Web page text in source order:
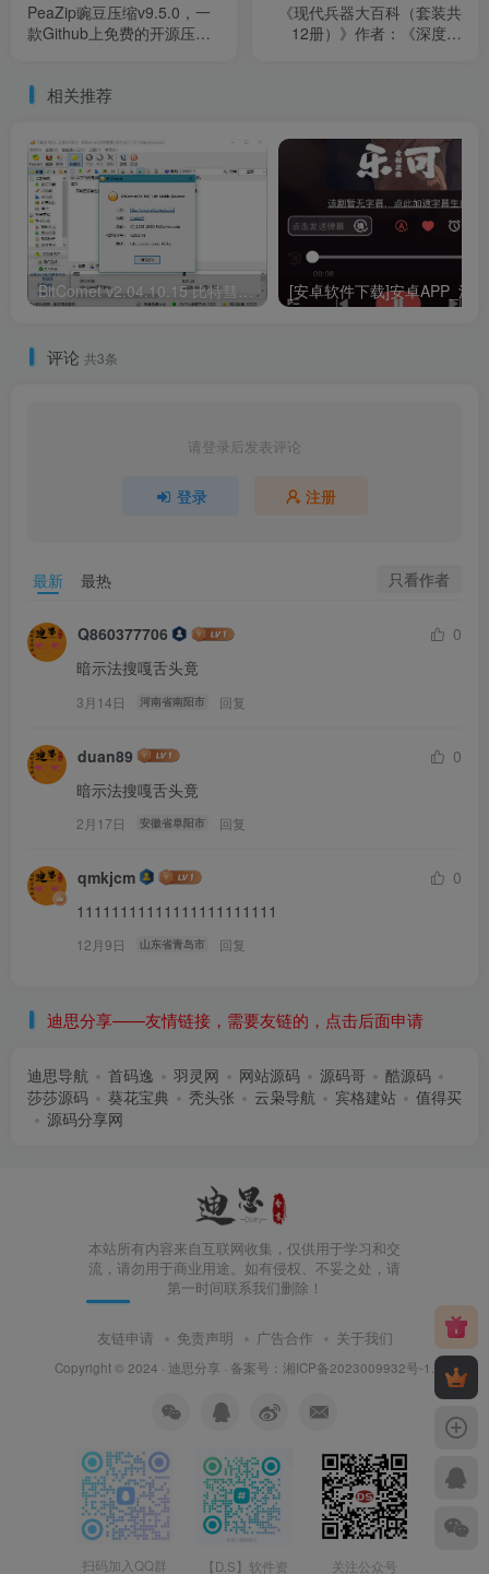
PeaZip豌豆压缩v9.5.0，一
款Github上免费的开源压缩
《现代兵器大百科（套装共
12册）》作者：《深度军
相关推荐
BitComet v2.04.10.15 比特彗星，老牌国产BT下载软件，解锁全功能豪华版
评论 共3条
请登录后发表评论
登录 注册
最新 最热 只看作者
Q860377706
0
暗示法搜嘎舌头竟
3月14日 河南省南阳市 回复
duan89
0
暗示法搜嘎舌头竟
2月17日 安徽省阜阳市 回复
qmkjcm
0
11111111111111111111111
12月9日 山东省青岛市 回复
迪思分享——友情链接，需要友链的，点击后面申请
迪思导航 首码逸 羽灵网 网站源码 源码哥
酷源码
莎莎源码
葵花宝典 秃头张 云枭导航 宾格建站
值得买
源码分享网
本站所有内容来自互联网收集，仅供用于学习和交
流，请勿用于商业用途。如有侵权、不妥之处，请
第一时间联系我们删除！
友链申请 免责声明 广告合作 关于我们
Copyright © 2024 · 迪思分享 · 备案号： 湘ICP备2023009932号-1 .
扫码加入QQ群 【D.S】软件资 关注公众号